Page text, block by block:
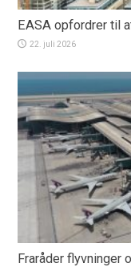
EASA opfordrer til
22. juli 2026
Fraråder flyvninger